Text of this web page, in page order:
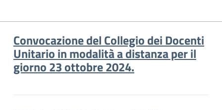
Convocazione del Collegio dei Docenti
Unitario in modalità a distanza per il
giorno 23 ottobre 2024.